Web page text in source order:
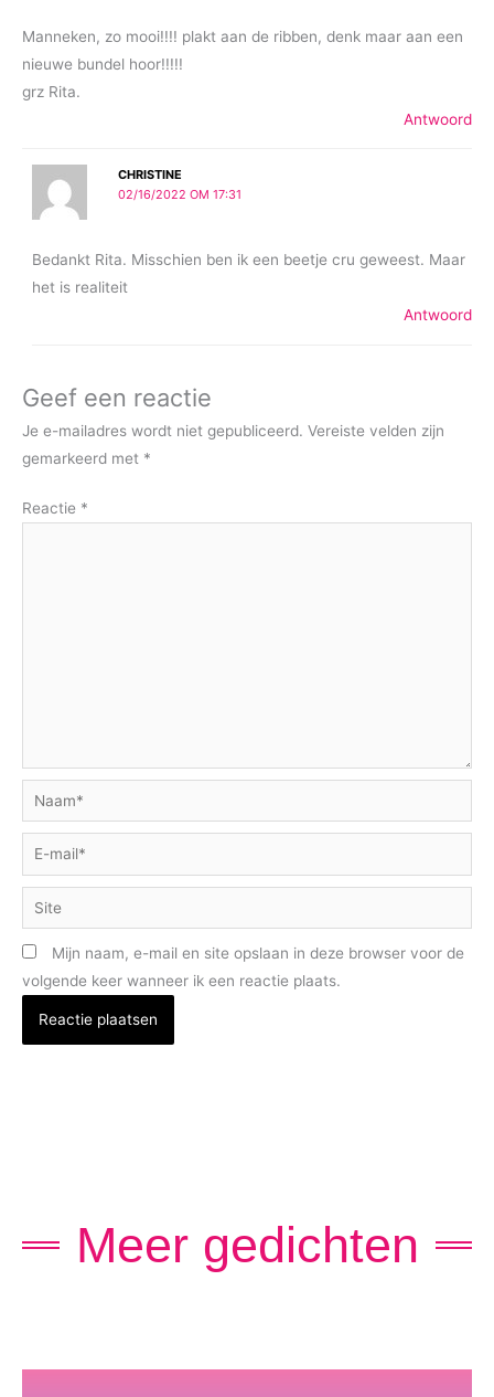
Manneken, zo mooi!!!! plakt aan de ribben, denk maar aan een
nieuwe bundel hoor!!!!!
grz Rita.
Antwoord
CHRISTINE
02/16/2022 OM 17:31
Bedankt Rita. Misschien ben ik een beetje cru geweest. Maar
het is realiteit
Antwoord
Geef een reactie
Je e-mailadres wordt niet gepubliceerd. Vereiste velden zijn
gemarkeerd met *
Reactie *
Naam*
E-
mail*
Site
Mijn naam, e-mail en site opslaan in deze browser voor de
volgende keer wanneer ik een reactie plaats.
Meer gedichten